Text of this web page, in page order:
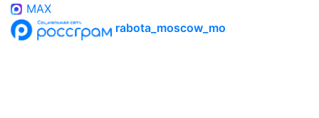
MAX
rabota_moscow_mo